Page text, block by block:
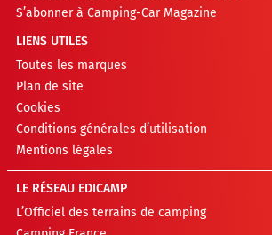
S’abonner à Camping-Car Magazine
LIENS UTILES
Toutes les marques
Plan de site
Cookies
Conditions générales d’utilisation
Mentions légales
LE RÉSEAU EDICAMP
L’Officiel des terrains de camping